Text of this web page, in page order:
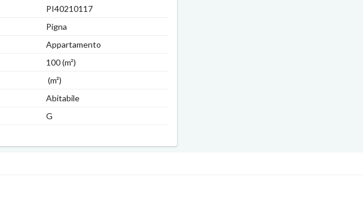
PI40210117
Pigna
Appartamento
100 (m²)
(m²)
Abitabile
G